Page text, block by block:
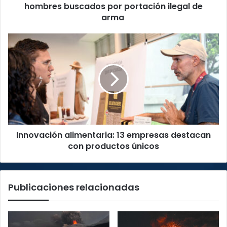
hombres buscados por portación ilegal de
arma
Innovación
alimentaria:
13
empresas
destacan
con
productos
únicos
Innovación alimentaria: 13 empresas destacan
con productos únicos
Publicaciones relacionadas